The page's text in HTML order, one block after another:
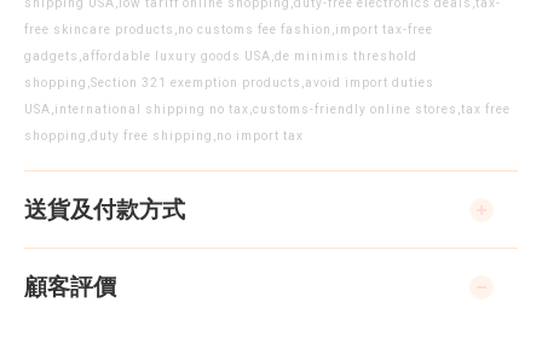
shipping USA,low tariff online shopping,duty-free electronics deals,tax-
free skincare products,no customs fee fashion,import tax-free
gadgets,affordable luxury goods USA,de minimis threshold
shopping,Section 321 exemption products,avoid import duties
USA,international shipping no tax,customs-friendly online stores,tax free
shopping,duty free shipping,no import tax
送貨及付款方式
顧客評價